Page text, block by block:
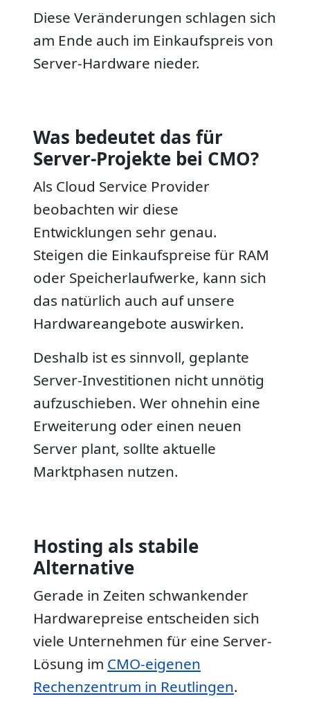
Diese Veränderungen schlagen sich
am Ende auch im Einkaufspreis von
Server-Hardware nieder.
Was bedeutet das für
Server-Projekte bei CMO?
Als Cloud Service Provider
beobachten wir diese
Entwicklungen sehr genau.
Steigen die Einkaufspreise für RAM
oder Speicherlaufwerke, kann sich
das natürlich auch auf unsere
Hardwareangebote auswirken.
Deshalb ist es sinnvoll, geplante
Server-Investitionen nicht unnötig
aufzuschieben. Wer ohnehin eine
Erweiterung oder einen neuen
Server plant, sollte aktuelle
Marktphasen nutzen.
Hosting als stabile
Alternative
Gerade in Zeiten schwankender
Hardwarepreise entscheiden sich
viele Unternehmen für eine Server-
Lösung im CMO-eigenen
Rechenzentrum in Reutlingen.